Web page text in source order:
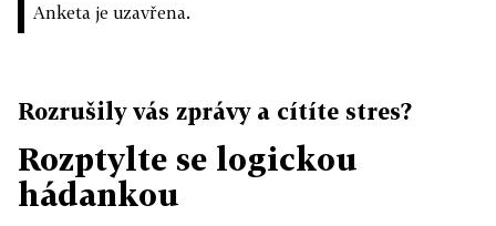
Anketa je uzavřena.
Rozrušily vás zprávy a cítíte stres?
Rozptylte se logickou
hádankou